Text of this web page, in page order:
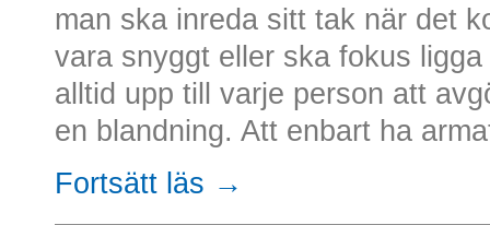
man ska inreda sitt tak när det
vara snyggt eller ska fokus
alltid upp till varje person att
en blandning. Att enbart ha
Fortsätt läs →